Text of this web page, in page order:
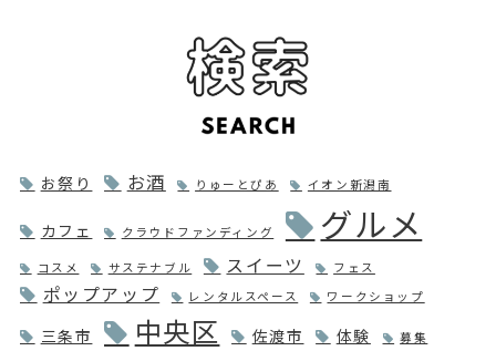
お祭り お酒 りゅーとぴあ イオン新潟南
カフェ クラウドファンディング グルメ
コスメ サステナブル スイーツ フェス
ポップアップ レンタルスペース ワークショップ
三条市 中央区 佐渡市 体験 募集